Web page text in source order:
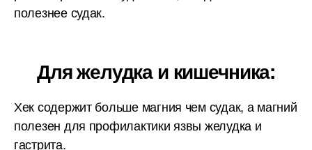
полезнее судак.
Для желудка и кишечника:
Хек содержит больше магния чем судак, а магний
полезен для профилактики язвы желудка и
гастрита.